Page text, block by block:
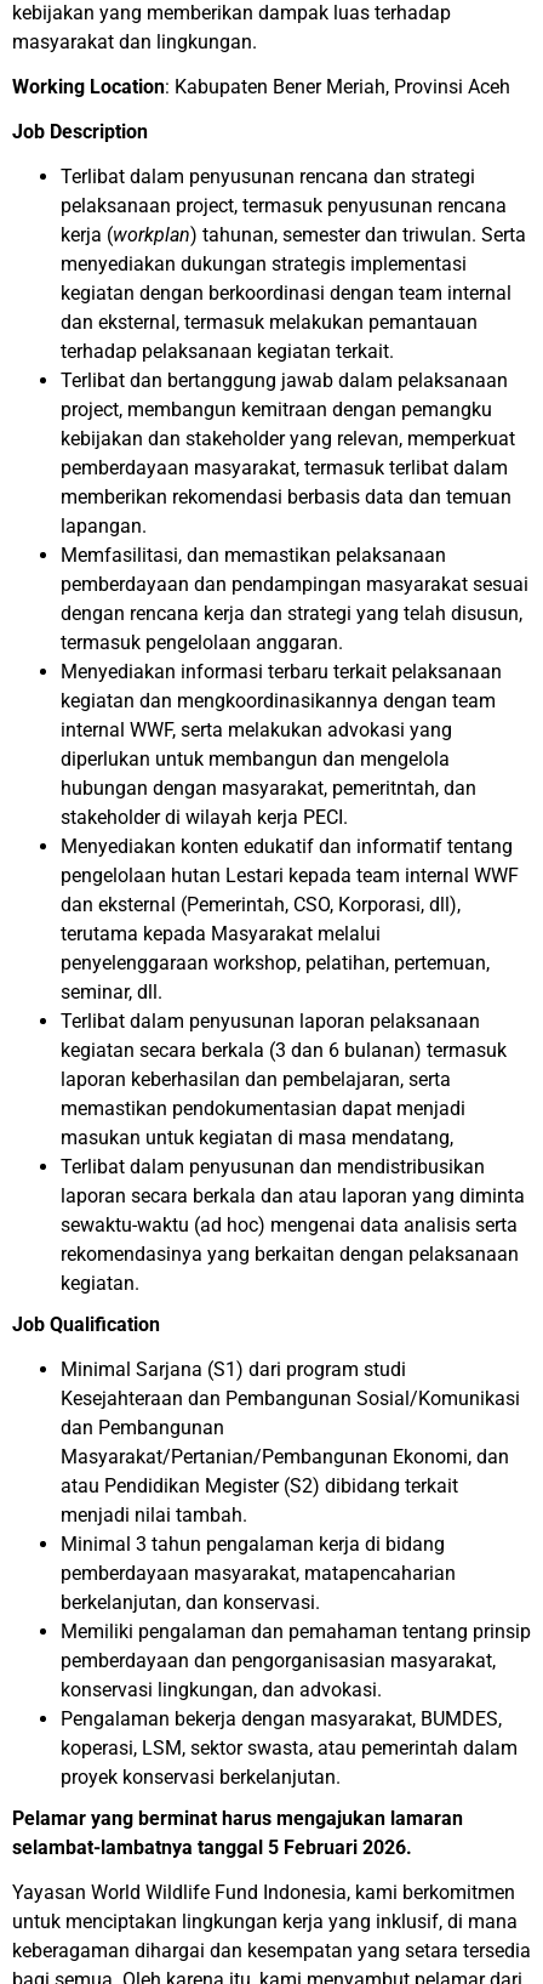
kebijakan yang memberikan dampak luas terhadap
masyarakat dan lingkungan.
Working Location: Kabupaten Bener Meriah, Provinsi Aceh
Job Description
Terlibat dalam penyusunan rencana dan strategi
pelaksanaan project, termasuk penyusunan rencana
kerja (workplan) tahunan, semester dan triwulan. Serta
menyediakan dukungan strategis implementasi
kegiatan dengan berkoordinasi dengan team internal
dan eksternal, termasuk melakukan pemantauan
terhadap pelaksanaan kegiatan terkait.
Terlibat dan bertanggung jawab dalam pelaksanaan
project, membangun kemitraan dengan pemangku
kebijakan dan stakeholder yang relevan, memperkuat
pemberdayaan masyarakat, termasuk terlibat dalam
memberikan rekomendasi berbasis data dan temuan
lapangan.
Memfasilitasi, dan memastikan pelaksanaan
pemberdayaan dan pendampingan masyarakat sesuai
dengan rencana kerja dan strategi yang telah disusun,
termasuk pengelolaan anggaran.
Menyediakan informasi terbaru terkait pelaksanaan
kegiatan dan mengkoordinasikannya dengan team
internal WWF, serta melakukan advokasi yang
diperlukan untuk membangun dan mengelola
hubungan dengan masyarakat, pemeritntah, dan
stakeholder di wilayah kerja PECI.
Menyediakan konten edukatif dan informatif tentang
pengelolaan hutan Lestari kepada team internal WWF
dan eksternal (Pemerintah, CSO, Korporasi, dll),
terutama kepada Masyarakat melalui
penyelenggaraan workshop, pelatihan, pertemuan,
seminar, dll.
Terlibat dalam penyusunan laporan pelaksanaan
kegiatan secara berkala (3 dan 6 bulanan) termasuk
laporan keberhasilan dan pembelajaran, serta
memastikan pendokumentasian dapat menjadi
masukan untuk kegiatan di masa mendatang,
Terlibat dalam penyusunan dan mendistribusikan
laporan secara berkala dan atau laporan yang diminta
sewaktu-waktu (ad hoc) mengenai data analisis serta
rekomendasinya yang berkaitan dengan pelaksanaan
kegiatan.
Job Qualification
Minimal Sarjana (S1) dari program studi
Kesejahteraan dan Pembangunan Sosial/Komunikasi
dan Pembangunan
Masyarakat/Pertanian/Pembangunan Ekonomi, dan
atau Pendidikan Megister (S2) dibidang terkait
menjadi nilai tambah.
Minimal 3 tahun pengalaman kerja di bidang
pemberdayaan masyarakat, matapencaharian
berkelanjutan, dan konservasi.
Memiliki pengalaman dan pemahaman tentang prinsip
pemberdayaan dan pengorganisasian masyarakat,
konservasi lingkungan, dan advokasi.
Pengalaman bekerja dengan masyarakat, BUMDES,
koperasi, LSM, sektor swasta, atau pemerintah dalam
proyek konservasi berkelanjutan.
Pelamar yang berminat harus mengajukan lamaran
selambat-lambatnya tanggal 5 Februari 2026.
Yayasan World Wildlife Fund Indonesia, kami berkomitmen
untuk menciptakan lingkungan kerja yang inklusif, di mana
keberagaman dihargai dan kesempatan yang setara tersedia